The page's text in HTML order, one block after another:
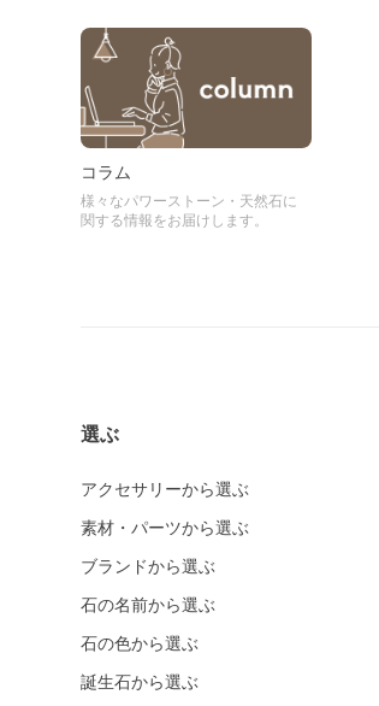
コラム
様々なパワーストーン・天然石に
関する情報をお届けします。
選ぶ
アクセサリーから選ぶ
素材・パーツから選ぶ
ブランドから選ぶ
石の名前から選ぶ
石の色から選ぶ
誕生石から選ぶ